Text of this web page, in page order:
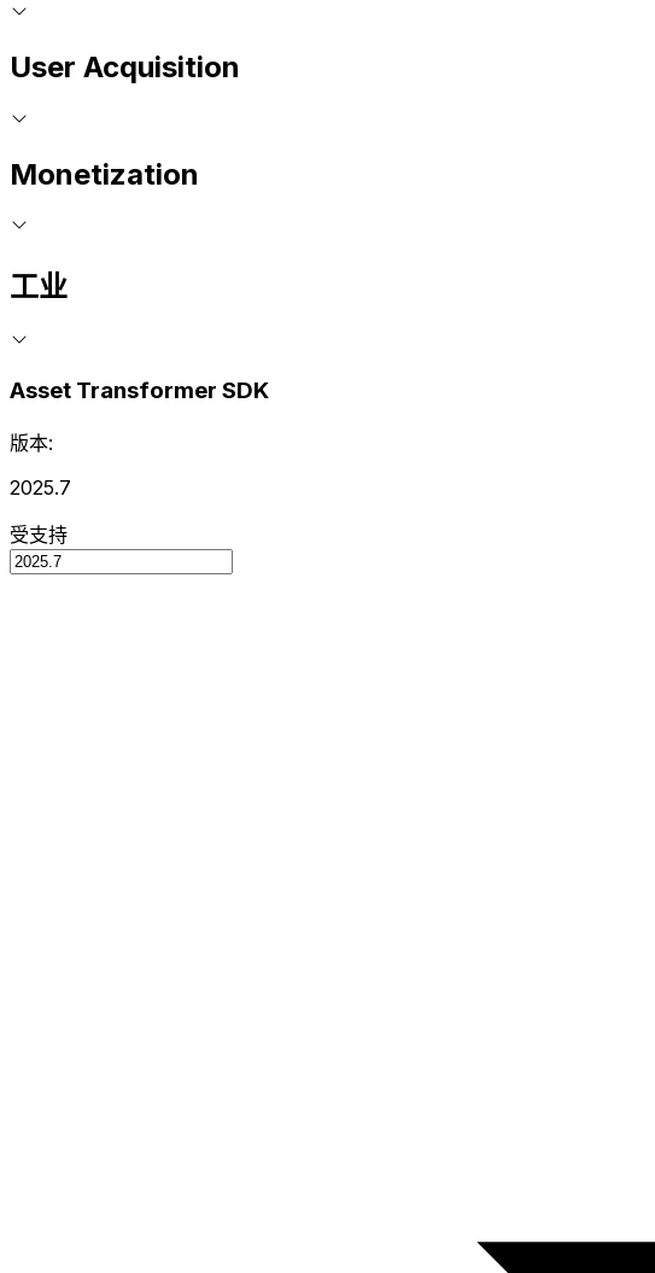
User Acquisition
Monetization
工业
Asset Transformer SDK
版本:
2025.7
受支持